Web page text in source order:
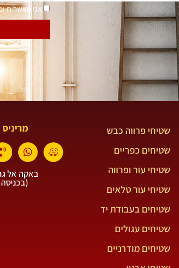
אני מאשר.ת
שטיחי פרווה כבש
שטיחים כפריים
שטיחי עור ופרווה
שטיחי עור טלאים
שטיחים בעבודת יד
שטיחים עגולים
שטיחים מודרניים
באקה אל